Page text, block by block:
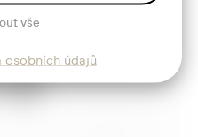
vše
osobních údajů